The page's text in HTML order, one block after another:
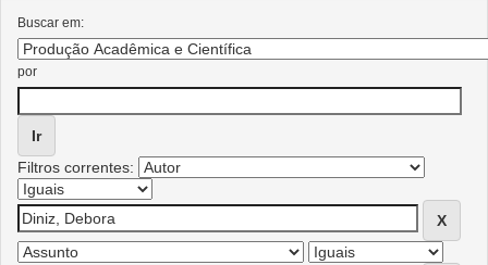
Buscar em:
por
Filtros correntes: